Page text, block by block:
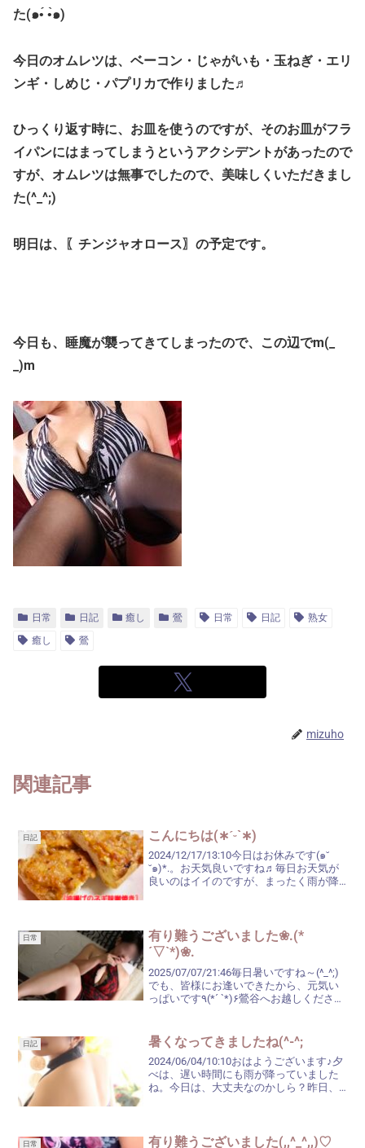
た(๑•́ •̀๑)
今日のオムレツは、ベーコン・じゃがいも・玉ねぎ・エリ
ンギ・しめじ・パプリカで作りました♬
ひっくり返す時に、お皿を使うのですが、そのお皿がフラ
イパンにはまってしまうというアクシデントがあったので
すが、オムレツは無事でしたので、美味しくいただきまし
た(^_^;)
明日は、〖チンジャオロース〗の予定です。
今日も、睡魔が襲ってきてしまったので、この辺でm(_
_)m
日常 日記 癒し 鶯 日常 日記
熟女
癒し
鶯
mizuho
関連記事
日記 こんにちは(∗ˊᵕ`∗)
2024/12/17/13:10今日はお休みです(๑˘
˘๑)*.。お天気良いですね♬毎日お天気が
良いのはイイのですが、まったく雨が降
日常
有り難うございました❀.(*
´▽`*)❀.
2025/07/07/21:46毎日暑いですね～(^_^;)
でも、皆様にお逢いできたから、元気い
っぱいです٩(*´ `*)۶鶯谷へお越しください
時間を過ごすことができ...
日記 暑くなってきましたね(^-^;
2024/06/04/10:10おはようございます♪夕
べは、遅い時間にも雨が降っていました
ね。今日は、大丈夫なのかしら？昨日、
っ...
日常 有り難うございました(,,^_^,,)♡